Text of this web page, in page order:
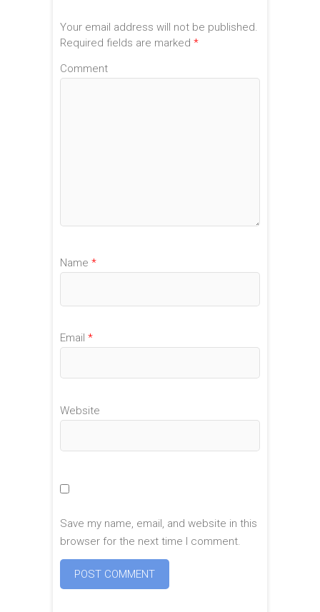
Your email address will not be published.
Required fields are marked *
Comment
Name *
Email *
Website
Save my name, email, and website in this
browser for the next time I comment.